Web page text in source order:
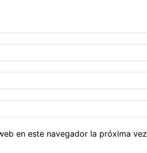
en este navegador la próxima vez